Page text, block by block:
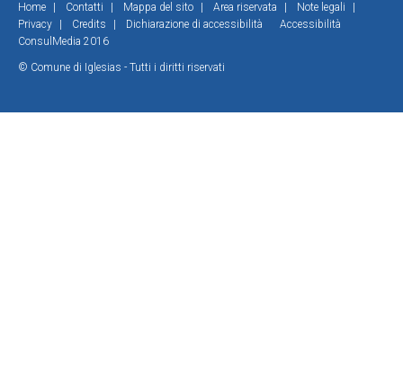
Home Contatti Mappa del sito Area riservata Note legali
Privacy
Credits Dichiarazione di accessibilità
Accessibilità
ConsulMedia 2016
© Comune di Iglesias - Tutti i diritti riservati